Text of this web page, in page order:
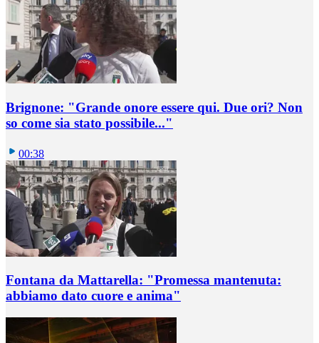
Brignone: "Grande onore essere qui. Due ori? Non
so come sia stato possibile..."
00:38
Fontana da Mattarella: "Promessa mantenuta:
abbiamo dato cuore e anima"